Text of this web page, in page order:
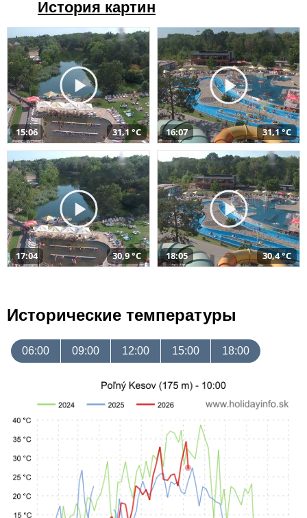
История картин
15:06 31,1 °C 16:07 31,1 °C
17:04 30,9 °C 18:05 30,4 °C
Исторические температуры
06:00 09:00 12:00 15:00 18:00